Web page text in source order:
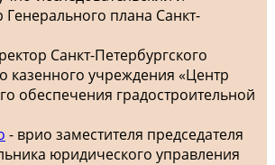
плана Санкт-
Санкт-Петербургского
казенного учреждения «Центр
обеспечения градостроительной
- врио заместителя председателя
юридического управления